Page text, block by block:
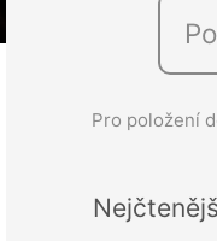
Pro položení